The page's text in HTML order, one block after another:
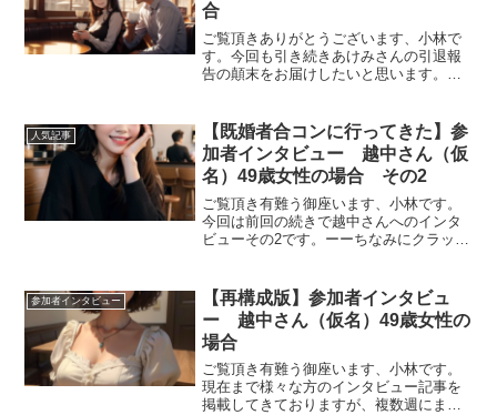
合
ご覧頂きありがとうございます、小林で
す。今回も引き続きあけみさんの引退報
告の顛末をお届けしたいと思います。記
おり小林の独断でかなり脚色しておりま
すのでぜひ話半分に聞いて...
人気記事
【既婚者合コンに行ってきた】参
加者インタビュー 越中さん（仮
名）49歳女性の場合 その2
ご覧頂き有難う御座います、小林です。
今回は前回の続きで越中さんへのインタ
ビューその2です。ーーちなみにクラッセ
ードは一枚も書かなかったんですけど。
男性の方全員からカード...
参加者インタビュー
【再構成版】参加者インタビュ
ー 越中さん（仮名）49歳女性の
場合
ご覧頂き有難う御座います、小林です。
現在まで様々な方のインタビュー記事を
掲載してきておりますが、複数週にまた